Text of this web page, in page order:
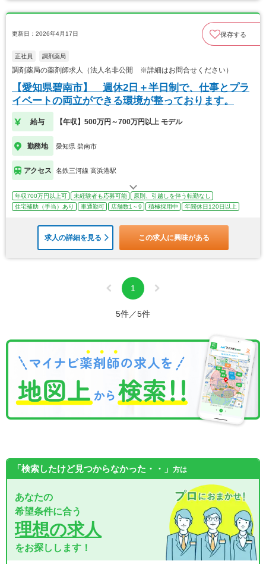
更新日：2026年4月17日 保存する
正社員 調剤薬局
調剤薬局の薬剤師求人（法人名非公開 ※詳細はお問合せください）
【愛知県碧南市】 週休2日＋半日制で、仕事とプラ
イベートの両立ができる環境が整っております。
給与 【年収】500万円～700万円以上 モデル
勤務地 愛知県 碧南市
アクセス 名鉄三河線 高浜港駅
年収700万円以上可 未経験者も応募可能
原則、引越しを伴う転勤なし
住宅補助（手当）あり
車通勤可 店舗数1～9 積極採用中 年間休日120日以上
求人の詳細を見る この求人に興味がある
1
5件／5件
「検索したけど見つからなかった・・」 方は
あなたの
希望条件に合う
理想の求人
をお探しします！